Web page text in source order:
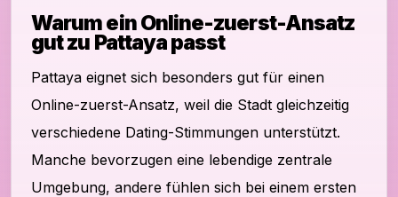
Warum ein Online-zuerst-Ansatz
gut zu Pattaya passt
Pattaya eignet sich besonders gut für einen
Online-zuerst-Ansatz, weil die Stadt gleichzeitig
verschiedene Dating-Stimmungen unterstützt.
Manche bevorzugen eine lebendige zentrale
Umgebung, andere fühlen sich bei einem ersten